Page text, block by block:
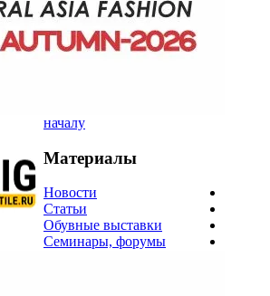
началу
Материалы
Новости
Статьи
Обувные выставки
Семинары, форумы